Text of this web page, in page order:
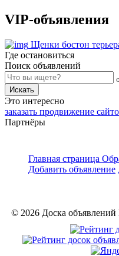
VIP-объявления
Щенки бостон
Где остановиться
Поиск объявлений
Искать
Это интересно
заказать продвижение
Партнёры
Главная страница
Добавить объявление
© 2026 Доска